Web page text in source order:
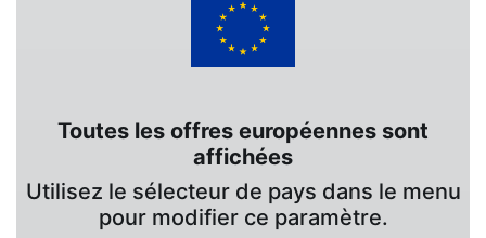
Toutes les offres européennes sont
affichées
Utilisez le sélecteur de pays dans le menu
pour modifier ce paramètre.